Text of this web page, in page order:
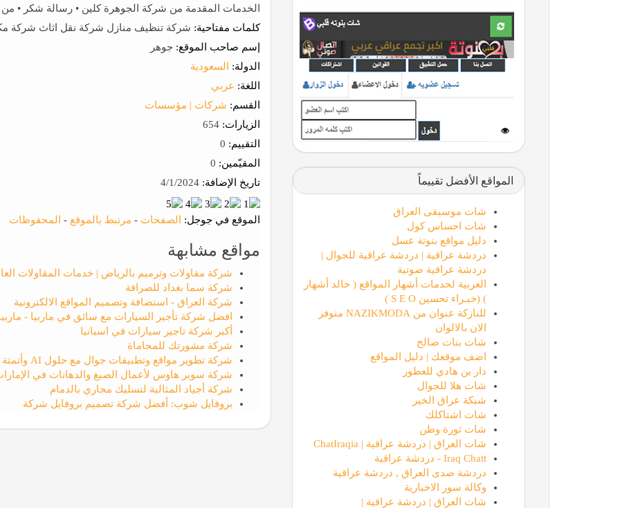
الخدمات المقدمة من شركة الجوهرة كلين • رسالة شكر •
كلمات مفتاحية: شركة تنظيف منازل شركة نقل اثاث شركة
إسم صاحب الموقع: جوهر
الدولة:
السعودية
اللغة: عربي
القسم: شركات | مؤسسات
الزيارات:
التقييم:
المقيّمين:
تاريخ الإضافة:
الموقع في جوجل: الصفحات - مرتبط بالموقع - المحفوظات
مواقع مشابهة
شركة مقاولات وترميم بالرياض | خدمات المقاولات
شركة سما بغداد للصرافة
شركة العراق - استضافة وتصميم المواقع الالكترونية
افضل شركة تأجير السيارات مع سائق في ماربيا -
أكبر شركة تاجير سيارات في اسبانيا
شركة مشورتك للمحاماة
شركة تطوير مواقع وتطبيقات جوال مع حلول AI وأتمتة الأعمال | الوسام التقني لتقنيه المعلومات
شركة سوبر هاوس لأعمال الصبغ والدهانات في
شركة أجياد المثالية لتسليك مجاري بالدمام
بروفايل شوب: أفضل شركة تصميم بروفايل شركة
المواقع الأفضل تقييماً
شات موسيقى العراق
شات احساس كول
دليل مواقع بنوتة عسل
دردشة عراقية | دردشة عراقية للجوال |
دردشة عراقية صوتية
العربية لخدمات أشهار المواقع ( خالد أشهار
) (خبـراء تحسين S E O )
للنازكة عنوان من NAZIKMODA متوفر
الان بالالوان
شات بنات صالح
اضف موقعك | دليل المواقع
دار بن هادي للعطور
شات هلا للجوال
شبكة عراق الخير
شات اشتاكلك
شات ثورة وطن
شات العراق | دردشة عراقية | ChatIraqia
Iraq Chatt - دردشة عراقية
دردشة صدى العراق , دردشة عراقية
وكالة سور الاخبارية
شات العراق | دردشة عراقية |